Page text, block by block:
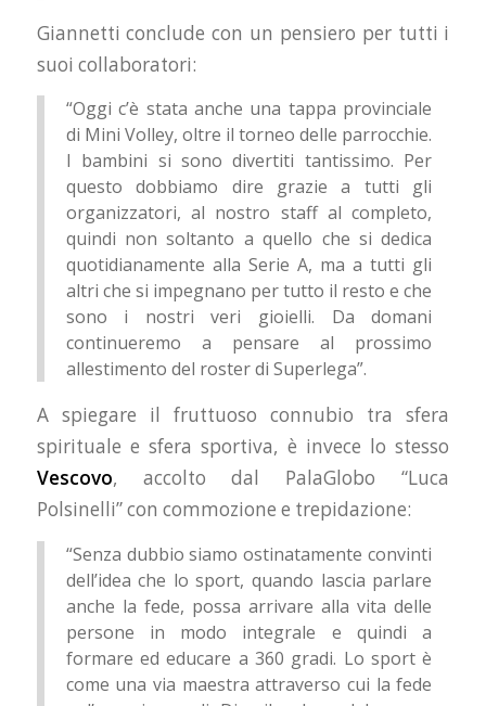
Giannetti conclude con un pensiero per tutti i
suoi collaboratori:
“Oggi c’è stata anche una tappa provinciale
di Mini Volley, oltre il torneo delle parrocchie.
I bambini si sono divertiti tantissimo. Per
questo dobbiamo dire grazie a tutti gli
organizzatori, al nostro staff al completo,
quindi non soltanto a quello che si dedica
quotidianamente alla Serie A, ma a tutti gli
altri che si impegnano per tutto il resto e che
sono i nostri veri gioielli. Da domani
continueremo a pensare al prossimo
allestimento del roster di Superlega”.
A spiegare il fruttuoso connubio tra sfera
spirituale e sfera sportiva, è invece lo stesso
Vescovo, accolto dal PalaGlobo “Luca
Polsinelli” con commozione e trepidazione:
“Senza dubbio siamo ostinatamente convinti
dell’idea che lo sport, quando lascia parlare
anche la fede, possa arrivare alla vita delle
persone in modo integrale e quindi a
formare ed educare a 360 gradi. Lo sport è
come una via maestra attraverso cui la fede